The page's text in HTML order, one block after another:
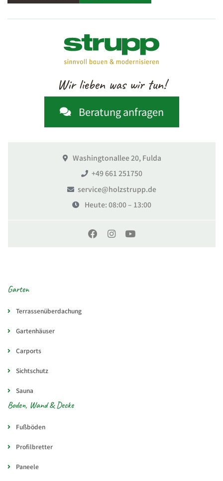
Wir lieben was wir tun!
Beratung anfragen
Washingtonallee 20, Fulda
+49 661 251750
service@holzstrupp.de
Heute: 08:00 – 13:00
Garten
Terrassenüberdachung
Gartenhäuser
Carports
Sichtschutz
Sauna
Boden, Wand & Decke
Fußböden
Profilbretter
Paneele